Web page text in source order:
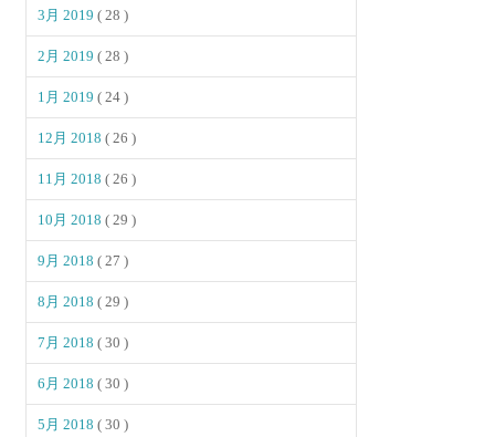
3月 2019( 28 )
2月 2019( 28 )
1月 2019( 24 )
12月 2018( 26 )
11月 2018( 26 )
10月 2018( 29 )
9月 2018( 27 )
8月 2018( 29 )
7月 2018( 30 )
6月 2018( 30 )
5月 2018( 30 )